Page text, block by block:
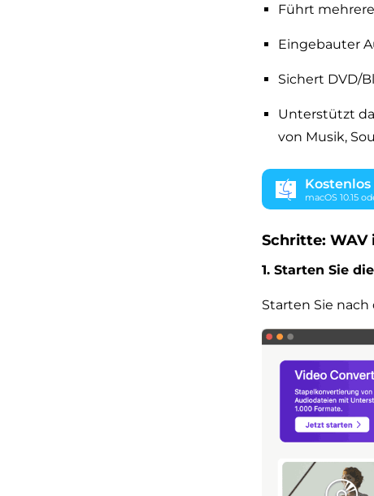
Führt
Eingebauter
Sichert DVD/
Unterstützt
von Musik,
Kostenlos
macOS 10.15
Schritte: WAV
1. Starten Sie
Starten Sie